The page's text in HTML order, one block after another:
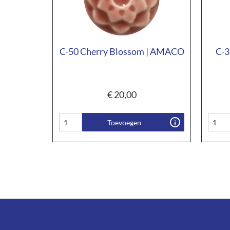
C-50 Cherry Blossom | AMACO
€20,00
Toevoegen
C-